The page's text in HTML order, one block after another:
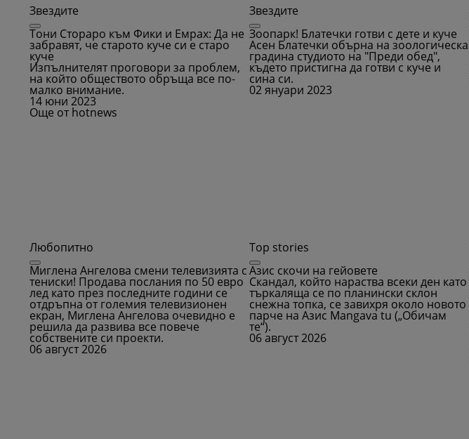
Звездите
Тони Стораро към Фики и Емрах: Да не
забравят, че старото куче си е старо
куче
Изпълнителят проговори за проблем,
на който обществото обръща все по-
малко внимание.
14 юни 2023
Звездите
Зоопарк! Блатечки готви с дете и куче
Асен Блатечки обърна на зоологическа
градина студиото на "Преди обед",
където пристигна да готви с куче и
сина си.
02 януари 2023
Още от hotnews
Любопитно
Миглена Ангелова смени телевизията с
тениски! Продава послания по 50 евро
лед като през последните години се
отдръпна от големия телевизионен
екран, Миглена Ангелова очевидно е
решила да развива все повече
собствените си проекти.
06 август 2026
Top stories
Азис скочи на гейовете
Скандал, който нараства всеки ден като
търкаляща се по планински склон
снежна топка, се завихря около новото
парче на Азис Mangava tu („Обичам
те“).
06 август 2026